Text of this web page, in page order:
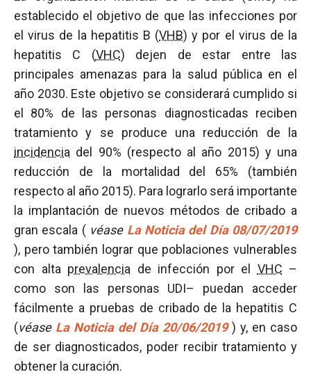
establecido el objetivo de que las infecciones por
el virus de la hepatitis B (VHB) y por el virus de la
hepatitis C (VHC) dejen de estar entre las
principales amenazas para la salud pública en el
año 2030. Este objetivo se considerará cumplido si
el 80% de las personas diagnosticadas reciben
tratamiento y se produce una reducción de la
incidencia del 90% (respecto al año 2015) y una
reducción de la mortalidad del 65% (también
respecto al año 2015). Para lograrlo será importante
la implantación de nuevos métodos de cribado a
gran escala ( véase La Noticia del Día 08/07/2019
), pero también lograr que poblaciones vulnerables
con alta prevalencia de infección por el VHC –
como son las personas UDI– puedan acceder
fácilmente a pruebas de cribado de la hepatitis C
(véase La Noticia del Día 20/06/2019 ) y, en caso
de ser diagnosticados, poder recibir tratamiento y
obtener la curación.